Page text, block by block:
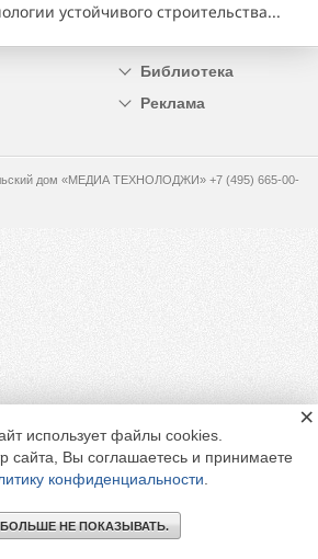
устойчивого строительства...
Библиотека
Реклама
дом «МЕДИА ТЕХНОЛОДЖИ» +7 (495) 665-00-
использует файлы cookies.
сайта, Вы соглашаетесь и принимаете
конфиденциальности
НЕ ПОКАЗЫВАТЬ.
×